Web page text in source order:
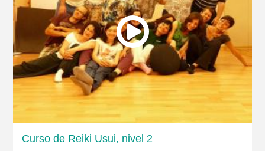
Curso de Reiki Usui, nivel 2